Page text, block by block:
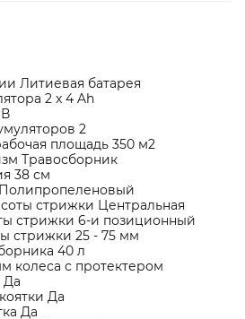
Литиевая батарея
2 x 4 Ah
2
площадь 350 м2
Травосборник
38 см
стрижки Центральная
стрижки 6-и позиционный
стрижки 25 - 75 мм
40 л
колеса с протектером
Да
Да
Да